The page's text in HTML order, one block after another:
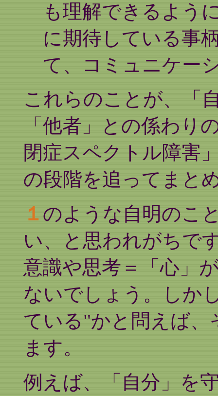
も理解できるよう
に期待している事
て、コミュニケー
これらのことが、「
「他者」との係わり
閉症スペクトル障害
の段階を追ってまと
１ のような自明のこ
い、と思われがちで
意識や思考＝「心」
ないでしょう。しか
ている"かと問えば
ます。
例えば、「自分」を